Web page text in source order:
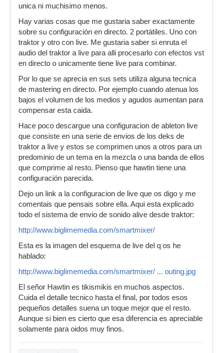
unica ni muchisimo menos.
Hay varias cosas que me gustaria saber exactamente
sobre su configuración en directo. 2 portátiles. Uno con
traktor y otro con live. Me gustaria saber si enruta el
audio del traktor a live para alli procesarlo con efectos vst
en directo o unicamente tiene live para combinar.
Por lo que se aprecia en sus sets utiliza alguna tecnica
de mastering en directo. Por ejemplo cuando atenua los
bajos el volumen de los medios y agudos aumentan para
compensar esta caida.
Hace poco descargue una configuracion de ableton live
que consiste en una serie de envios de los deks de
traktor a live y estos se comprimen unos a otros para un
predominio de un tema en la mezcla o una banda de ellos
que comprime al resto. Pienso que hawtin tiene una
configuración parecida.
Dejo un link a la configuracion de live que os digo y me
comentais que pensais sobre ella. Aqui esta explicado
todo el sistema de envio de sonido alive desde traktor:
http://www.biglimemedia.com/smartmixer/
Esta es la imagen del esquema de live del q os he
hablado:
http://www.biglimemedia.com/smartmixer/ ... outing.jpg
El señor Hawtin es tikismikis en muchos aspectos.
Cuida el detalle tecnico hasta el final, por todos esos
pequeños detalles suena un toque mejor que el resto.
Aunque si bien es cierto que esa diferencia es apreciable
solamente para oidos muy finos.